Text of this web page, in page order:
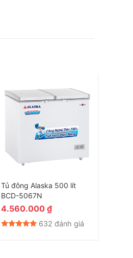
Tủ đông Alaska 500 lít
BCD-5067N
4.560.000₫
632 đánh giá